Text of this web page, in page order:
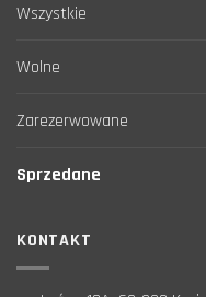
Wszystkie
Wolne
Zarezerwowane
Sprzedane
KONTAKT